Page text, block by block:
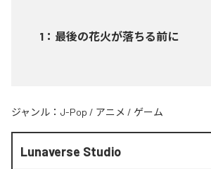
1 ： 最後の花火が落ちる前に
ジャンル： J-Pop / アニメ / ゲーム
Lunaverse Studio